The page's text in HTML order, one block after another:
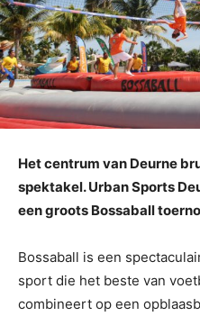
Het centrum van Deurne
spektakel. Urban Sports
een groots Bossaball
Bossaball is een
sport die het beste van
combineert op een